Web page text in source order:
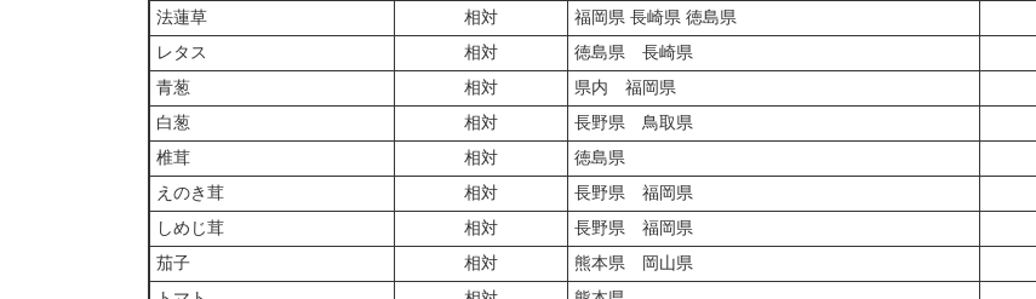
法蓮草
相対 福岡県 長崎県 徳島県
レタス
相対 徳島県 長崎県
青葱
相対 県内 福岡県
白葱
相対 長野県 鳥取県
椎茸
相対 徳島県
えのき茸
相対 長野県 福岡県
しめじ茸
相対 長野県 福岡県
茄子
相対 熊本県 岡山県